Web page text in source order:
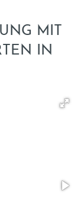
MIT
IN